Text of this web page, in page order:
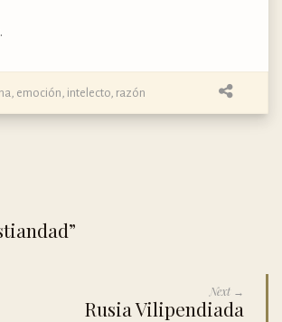
emoción intelecto razón
Next →
Rusia Vilipendiada